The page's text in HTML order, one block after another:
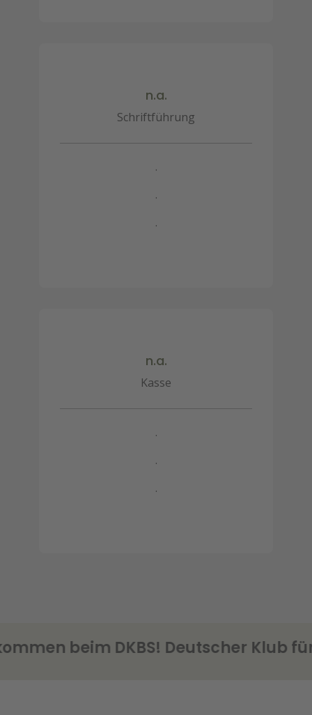
n.a.
Schriftführung
.
.
.
n.a.
Kasse
.
.
.
beim DKBS! Deutscher Klub